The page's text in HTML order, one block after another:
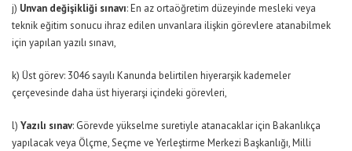
j) Unvan değişikliği sınavı: En az ortaöğretim düzeyinde mesleki veya
teknik eğitim sonucu ihraz edilen unvanlara ilişkin görevlere atanabilmek
için yapılan yazılı sınavı,
k) Üst görev: 3046 sayılı Kanunda belirtilen hiyerarşik kademeler
çerçevesinde daha üst hiyerarşi içindeki görevleri,
l) Yazılı sınav: Görevde yükselme suretiyle atanacaklar için Bakanlıkça
yapılacak veya Ölçme, Seçme ve Yerleştirme Merkezi Başkanlığı, Milli